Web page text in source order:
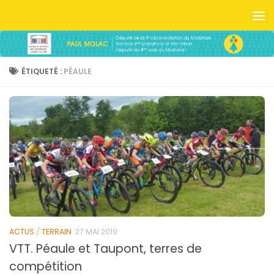
ÉTIQUETÉ : PÉAULE
ACTUS / TERRAIN 27 MAI 2019
VTT. Péaule et Taupont, terres de
compétition